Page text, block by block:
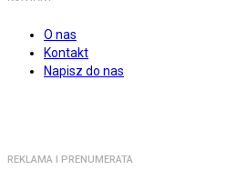
O nas
Kontakt
Napisz do nas
REKLAMA I PRENUMERATA